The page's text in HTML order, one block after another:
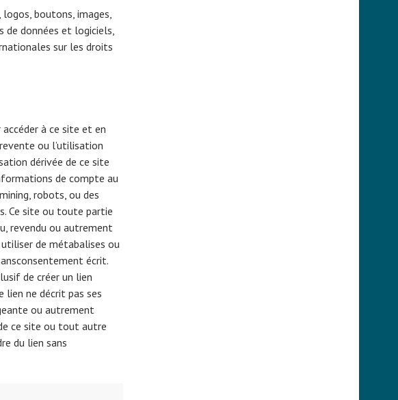
boutons, images,
de données et logiciels,
sur les droits
à ce site et en
ou l’utilisation
dérivée de ce site
de compte au
robots, ou des
Ce site ou toute partie
revendu ou autrement
de métabalises ou
écrit.
de créer un lien
lien ne décrit pas ses
ou autrement
ce site ou tout autre
du lien sans